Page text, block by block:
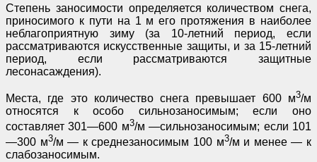
Степень заносимости определяется количеством снега,
приносимого к пути на 1 м его протяжения в наиболее
неблагоприятную зиму (за 10-летний период, если
рассматриваются искусственные защиты, и за 15-летний
период, если рассматриваются защитные
лесонасаждения).
Места, где это количество снега превышает 600 м3/м
относятся к особо сильнозаносимым; если оно
составляет 301—600 м3/м —сильнозаносимым; если 101
—300 м3/м — к среднезаносимым 100 м3/м и менее — к
слабозаносимым.